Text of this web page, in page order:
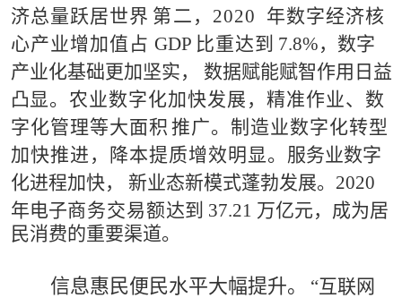
济总量跃居世界 第二， 2020 年数字经济核
心产业增加值占 GDP 比重达到 7.8%，数字
产业化基础更加坚实，
数据赋能赋智作用 日益
凸显。农业数字化加快发展，精准作业、数
字化管理等大面积 推广。制造业数字化转型
加快推进，降本提质增效明显。 服务业数字
化进程加快，
新业态新模式蓬勃发展。 2020
年电子商务交易额达到 37.21 万亿元，成为居
民消费的重要渠道。
信息惠民便民水平大幅提升。 “互联网